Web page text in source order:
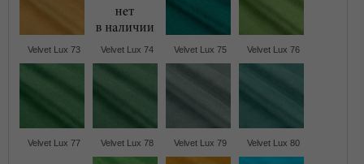
Velvet Lux 73 Velvet Lux 74 Velvet Lux 75 Velvet Lux 76
Velvet Lux 77 Velvet Lux 78 Velvet Lux 79 Velvet Lux 80